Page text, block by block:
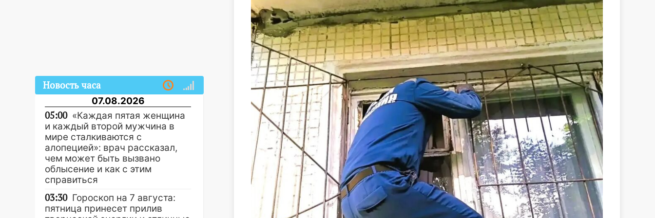
Новость часа
07.08.2026
05:00 «Каждая пятая женщина
и каждый второй мужчина в
мире сталкиваются с
алопецией»: врач рассказал,
чем может быть вызвано
облысение и как с этим
справиться
03:30 Гороскоп на 7 августа:
пятница принесет прилив